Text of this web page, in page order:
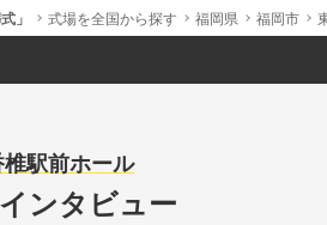
」 式場を全国から探す 福岡県 福岡市
駅前ホール
ンタビュー